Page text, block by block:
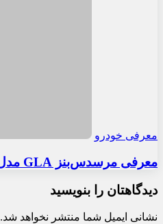
معرفی خودرو
معرفی مرسدس‌بنز GLA مدل ۲۰۲۷: تحول دیجیتال
دیدگاهتان را بنویسید
نشانی ایمیل شما منتشر نخواهد شد.